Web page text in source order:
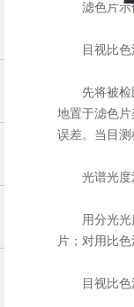
滤色片示值
目视比色
先将被检比
地置于滤色
误差。当目测
光谱光度
用分光光度
片；对用比
目视比色法